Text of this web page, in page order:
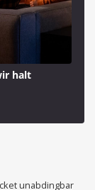
halt
unabdingbar